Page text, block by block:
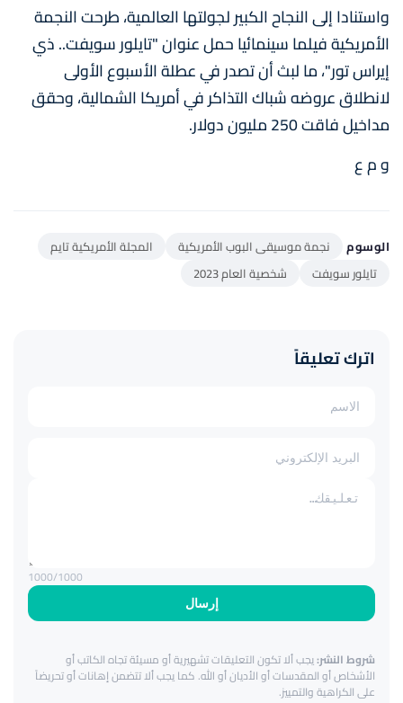
واستنادا إلى النجاح الكبير لجولتها العالمية، طرحت النجمة
الأمريكية فيلما سينمائيا حمل عنوان "تايلور سويفت.. ذي
إيراس تور"، ما لبث أن تصدر في عطلة الأسبوع الأولى
لانطلاق عروضه شباك التذاكر في أمريكا الشمالية، وحقق
مداخيل فاقت 250 مليون دولار.
و م ع
الوسوم نجمة موسيقى البوب الأمريكية
المجلة الأمريكية تايم
تايلور سويفت
شخصية العام 2023
اترك تعليقاً
إرسال
1000/1000
شروط النشر:يجب ألا تكون التعليقات تشهيرية أو مسيئة تجاه الكاتب أو
الأشخاص أو المقدسات أو الأديان أو الله. كما يجب ألا تتضمن إهانات أو تحريضاً
على الكراهية والتمييز.